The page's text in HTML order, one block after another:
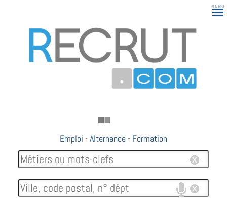
Emploi -Alternance - Formation